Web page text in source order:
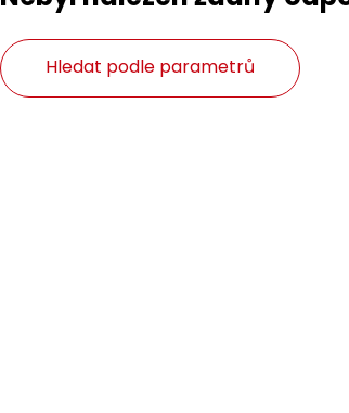
Hledat podle parametrů